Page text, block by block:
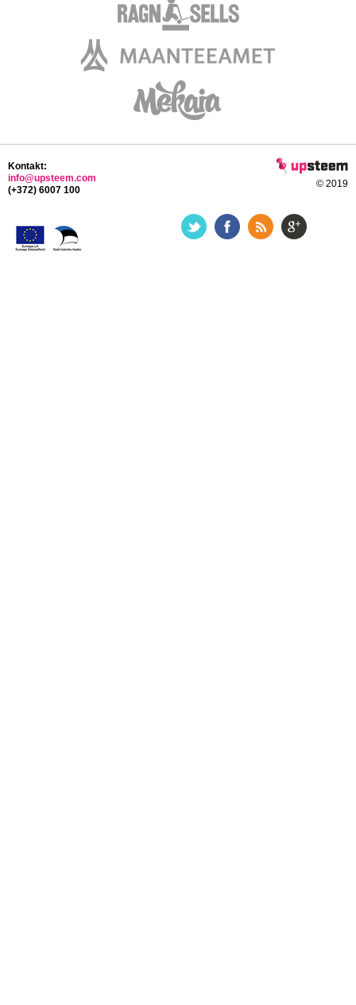
© 2019
Kontakt:
info@upsteem.com
(+372) 6007 100